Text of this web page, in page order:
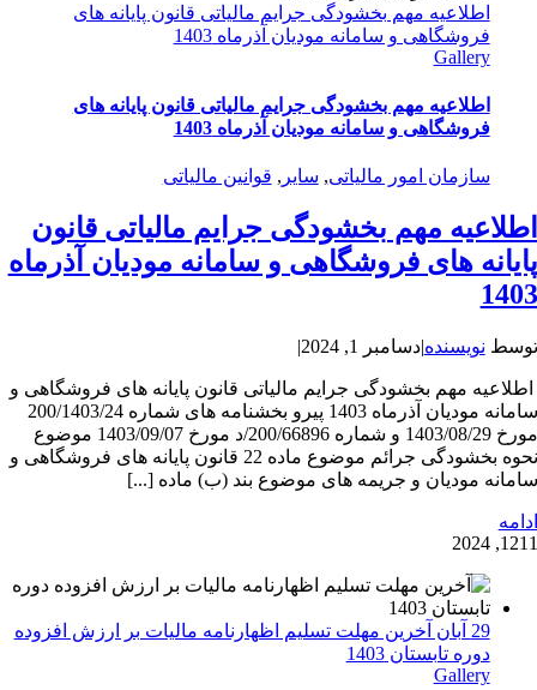
اطلاعیه مهم بخشودگی جرایم مالیاتی قانون پایانه های
فروشگاهی و سامانه مودیان آذرماه 1403
Gallery
اطلاعیه مهم بخشودگی جرایم مالیاتی قانون پایانه های
فروشگاهی و سامانه مودیان آذرماه 1403
سازمان امور مالیاتی, سایر , قوانین مالیاتی
اطلاعیه مهم بخشودگی جرایم مالیاتی قانون
پایانه های فروشگاهی و سامانه مودیان آذرماه
1403
توسط نویسنده|دسامبر 1, 2024 |
اطلاعیه مهم بخشودگی جرایم مالیاتی قانون پایانه های فروشگاهی و
سامانه مودیان آذرماه 1403 پیرو بخشنامه های شماره 200/1403/24
مورخ 1403/08/29 و شماره 200/66896/د مورخ 1403/09/07 موضوع
نحوه بخشودگی جرائم موضوع ماده 22 قانون پایانه های فروشگاهی و
سامانه مودیان و جریمه های موضوع بند (ب) ماده [...]
ادامه
1211, 2024
29 آبان آخرین مهلت تسلیم اظهارنامه مالیات بر ارزش افزوده
دوره تابستان 1403
Gallery